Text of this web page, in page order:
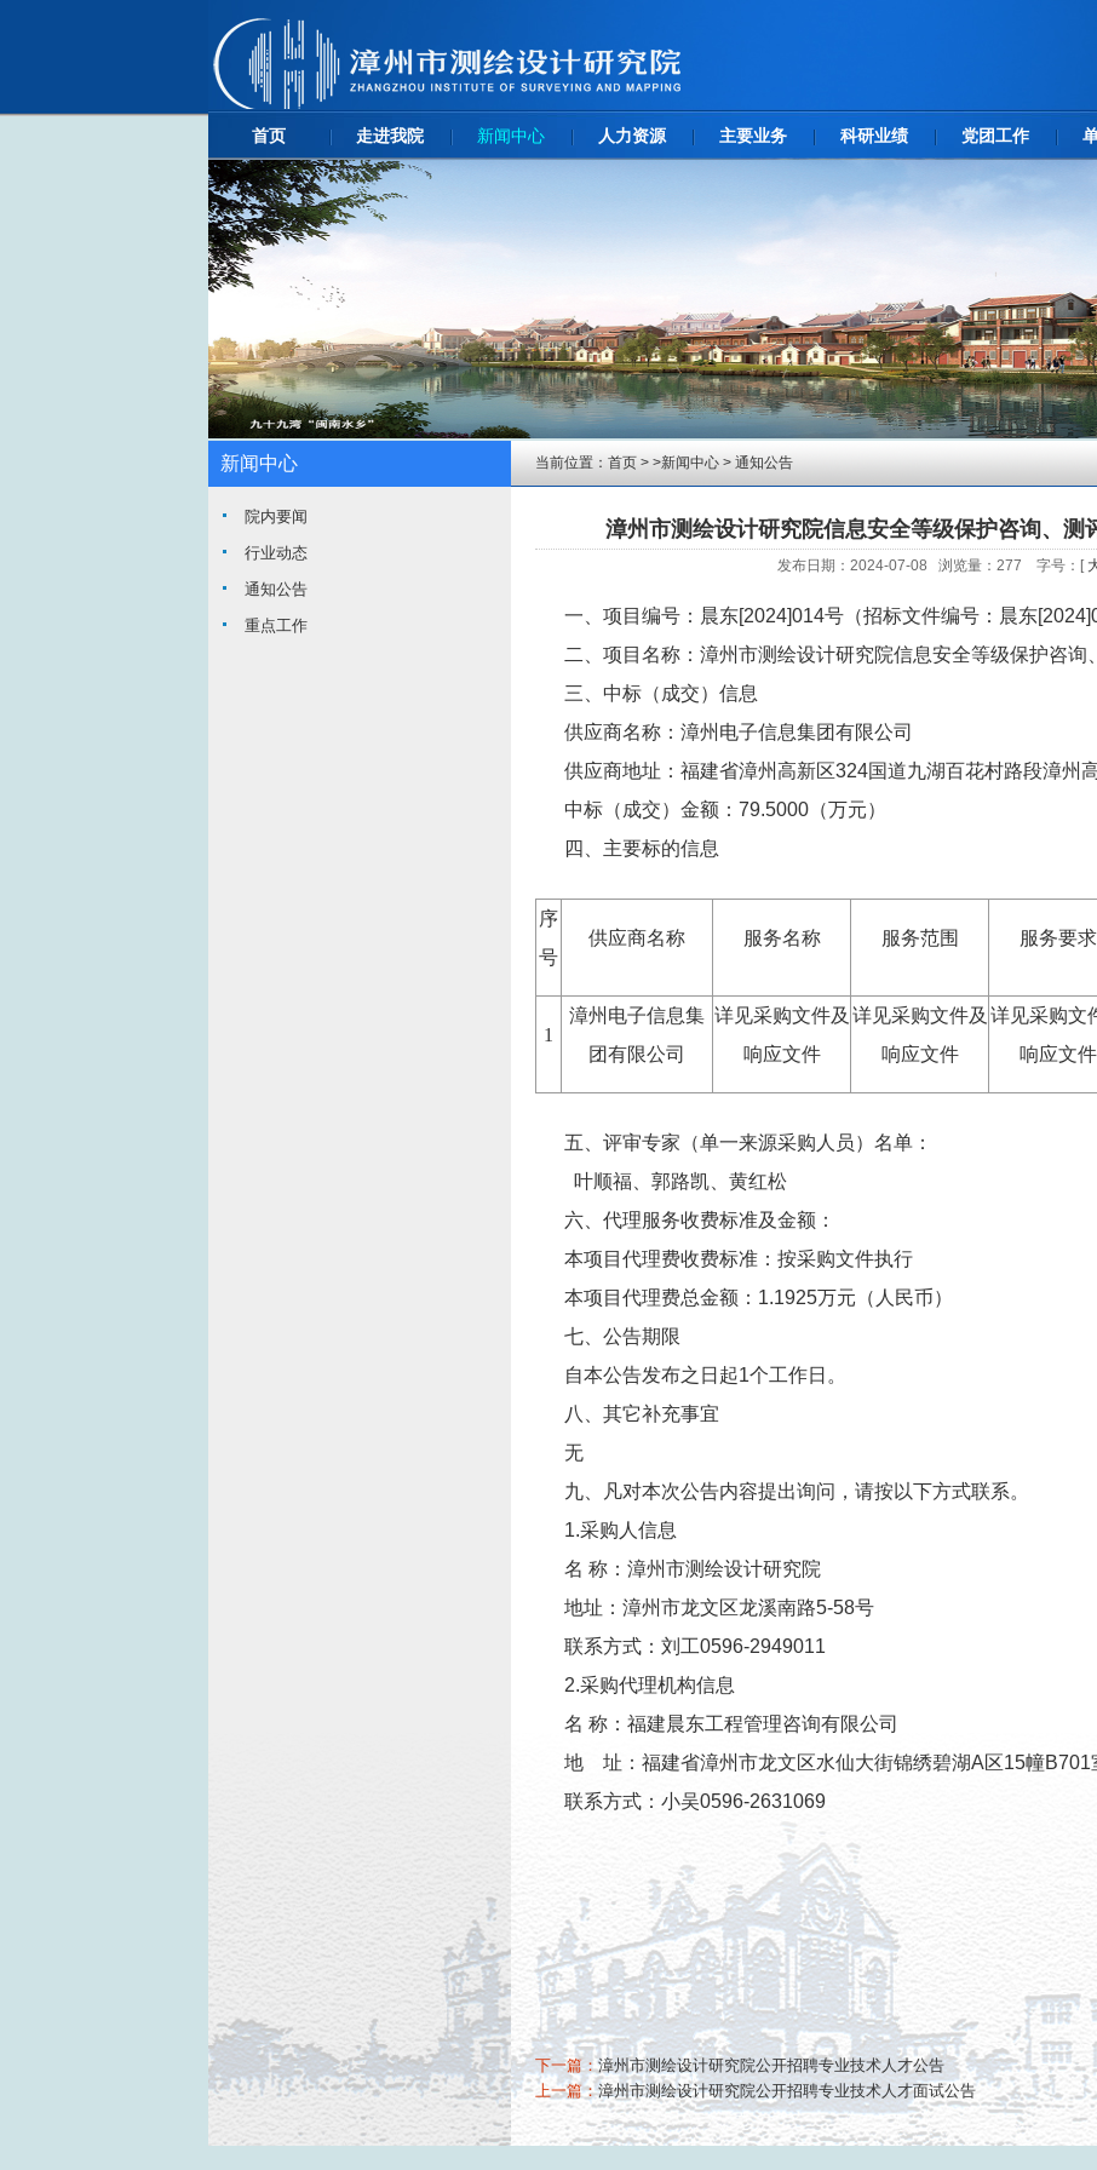
首页 走进我院 新闻中心 人力资源 主要业务 科研业绩 党团工作
新闻中心
院内要闻
行业动态
通知公告
重点工作
当前位置： 首页 > >新闻中心 > 通知公告
漳州市测绘设计研究院信息安全等级保护咨询、测
发布日期：2024-07-08 浏览量： 277 字号：[
一、项目编号：晨东[2024]014号（招标文件编号：晨东
二、项目名称：漳州市测绘设计研究院信息安全等级保护咨询
三、中标（成交）信息
供应商名称：漳州电子信息集团有限公司
供应商地址：福建省漳州高新区324国道九湖百花村路段漳州
中标（成交）金额：79.5000（万元）
四、主要标的信息
序
号
供应商名称 服务名称 服务范围 服务要求
1
漳州电子信息集
团有限公司
详见采购文件及
响应文件
详见采购文件及
响应文件
详见采购文
响应文件
五、评审专家（单一来源采购人员）名单：
叶顺福、郭路凯、黄红松
六、代理服务收费标准及金额：
本项目代理费收费标准：按采购文件执行
本项目代理费总金额：1.1925万元（人民币）
七、公告期限
自本公告发布之日起1个工作日。
八、其它补充事宜
无
九、凡对本次公告内容提出询问，请按以下方式联系。
1.采购人信息
名 称：漳州市测绘设计研究院
地址：漳州市龙文区龙溪南路5-58号
联系方式：刘工0596-2949011
2.采购代理机构信息
名 称：福建晨东工程管理咨询有限公司
地 址：福建省漳州市龙文区水仙大街锦绣碧湖A区15幢B701
联系方式：小吴0596-2631069
下一篇：漳州市测绘设计研究院公开招聘专业技术人才公告
上一篇：漳州市测绘设计研究院公开招聘专业技术人才面试公告